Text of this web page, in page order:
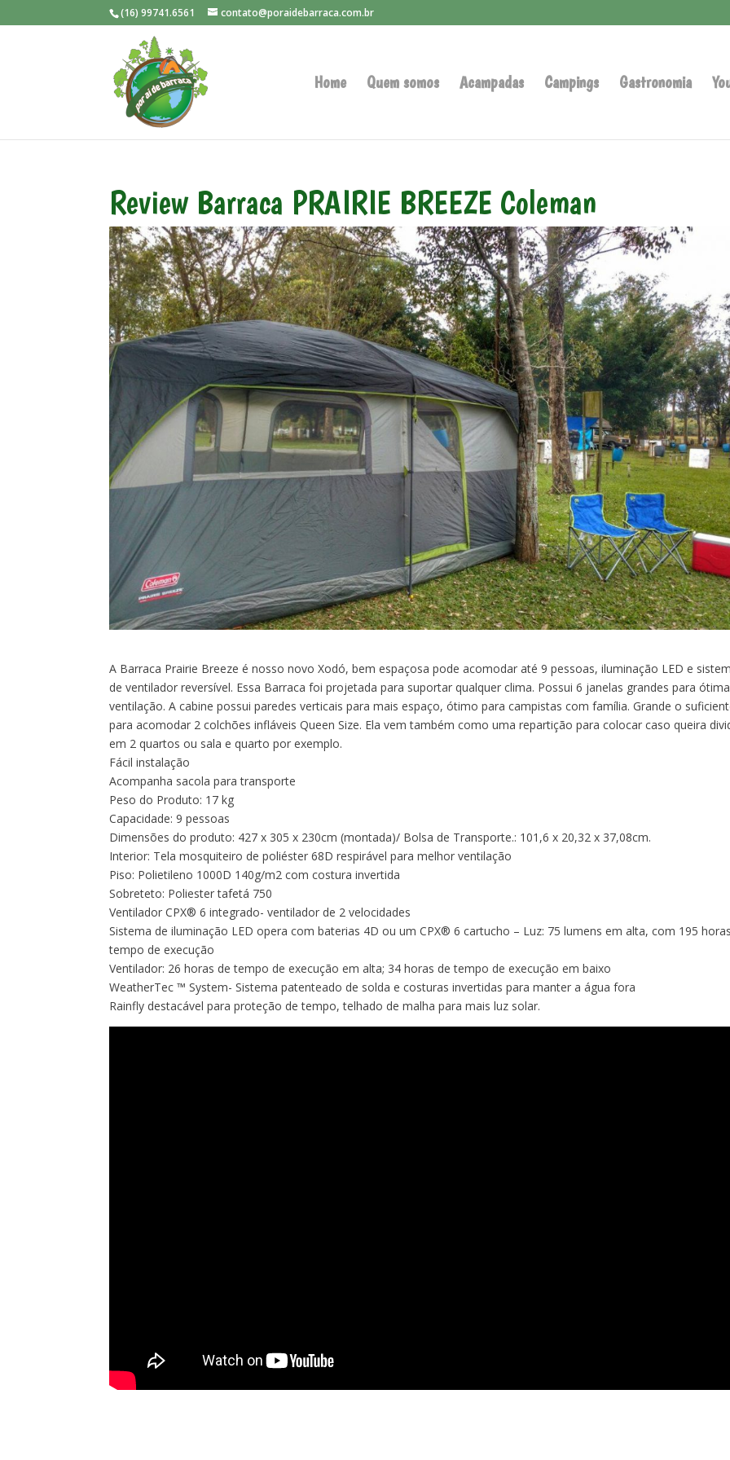
(16) 99741.6561 contato@poraidebarraca.com.br
Home Quem somos Acampadas Campings Gastronomia
Review Barraca PRAIRIE BREEZE Coleman
A Barraca Prairie Breeze é nosso novo Xodó, bem espaçosa pode acomodar até 9 pessoas, iluminação LED e
de ventilador reversível. Essa Barraca foi projetada para suportar qualquer clima. Possui 6 janelas grandes para ótima
ventilação. A cabine possui paredes verticais para mais espaço, ótimo para campistas com família. Grande o
para acomodar 2 colchões infláveis Queen Size. Ela vem também como uma repartição para colocar caso queira
em 2 quartos ou sala e quarto por exemplo.
Fácil instalação
Acompanha sacola para transporte
Peso do Produto: 17 kg
Capacidade: 9 pessoas
Dimensões do produto: 427 x 305 x 230cm (montada)/ Bolsa de Transporte.: 101,6 x 20,32 x 37,08cm.
Interior: Tela mosquiteiro de poliéster 68D respirável para melhor ventilação
Piso: Polietileno 1000D 140g/m2 com costura invertida
Sobreteto: Poliester tafetá 750
Ventilador CPX® 6 integrado- ventilador de 2 velocidades
Sistema de iluminação LED opera com baterias 4D ou um CPX® 6 cartucho – Luz: 75 lumens em alta, com 195
tempo de execução
Ventilador: 26 horas de tempo de execução em alta; 34 horas de tempo de execução em baixo
WeatherTec ™ System- Sistema patenteado de solda e costuras invertidas para manter a água fora
Rainfly destacável para proteção de tempo, telhado de malha para mais luz solar.